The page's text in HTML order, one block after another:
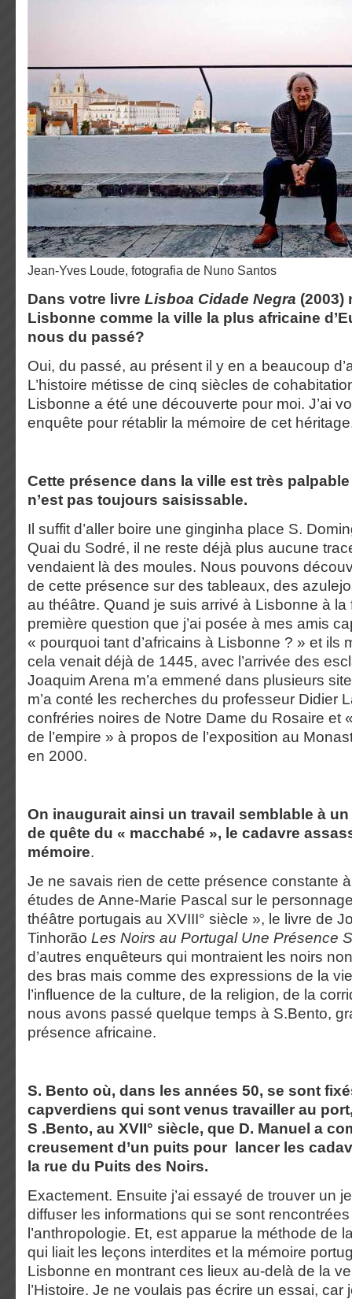
Jean-Yves Loude, fotografia de Nuno Santos
Dans votre livre Lisboa Cidade Negra (2003)
Lisbonne comme la ville la plus africaine
nous du passé?
Oui, du passé, au présent il y en a beaucoup
L’histoire métisse de cinq siècles de
Lisbonne a été une découverte pour moi. J’ai
enquête pour rétablir la mémoire de cet
Cette présence dans la ville est très
n’est pas toujours saisissable.
Il suffit d’aller boire une ginginha place S.
Quai du Sodré, il ne reste déjà plus aucune
vendaient là des moules. Nous pouvons
de cette présence sur des tableaux, des
au théâtre. Quand je suis arrivé à Lisbonne à
première question que j’ai posée à mes amis
« pourquoi tant d’africains à Lisbonne ? » et ils
cela venait déjà de 1445, avec l’arrivée des
Joaquim Arena m’a emmené dans plusieurs
m’a conté les recherches du professeur Didier
confréries noires de Notre Dame du Rosaire et
de l’empire » à propos de l’exposition au
en 2000.
On inaugurait ainsi un travail semblable à
de quête du « macchabé », le cadavre
mémoire.
Je ne savais rien de cette présence constante
études de Anne-Marie Pascal sur le
théâtre portugais au XVIII° siècle », le livre de
Tinhorão Les Noirs au Portugal Une Présence
d’autres enquêteurs qui montraient les noirs
des bras mais comme des expressions de la
l’influence de la culture, de la religion, de la
nous avons passé quelque temps à S.Bento,
présence africaine.
S. Bento où, dans les années 50, se sont
capverdiens qui sont venus travailler au
S .Bento, au XVII° siècle, que D. Manuel a
creusement d’un puits pour lancer les
la rue du Puits des Noirs.
Exactement. Ensuite j’ai essayé de trouver un
diffuser les informations qui se sont
l’anthropologie. Et, est apparue la méthode de
qui liait les leçons interdites et la mémoire
Lisbonne en montrant ces lieux au-delà de la
l’Histoire. Je ne voulais pas écrire un essai, car